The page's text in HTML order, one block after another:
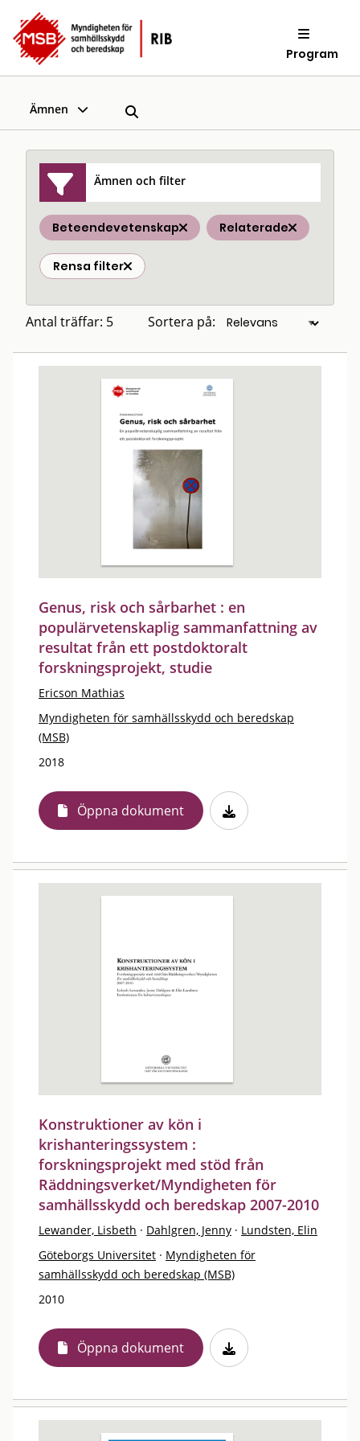
Program
Ämnen
Ämnen och filter
Beteendevetenskap Relaterade
Rensa filter
Antal träffar: 5 Sortera på:
Genus, risk och sårbarhet : en
populärvetenskaplig sammanfattning av
resultat från ett postdoktoralt
forskningsprojekt, studie
Ericson Mathias
Myndigheten för samhällsskydd och beredskap
(MSB)
2018
Öppna dokument
Konstruktioner av kön i
krishanteringssystem :
forskningsprojekt med stöd från
Räddningsverket/Myndigheten för
samhällsskydd och beredskap 2007-2010
Lewander, Lisbeth · Dahlgren, Jenny · Lundsten, Elin
Göteborgs Universitet · Myndigheten för
samhällsskydd och beredskap (MSB)
2010
Öppna dokument